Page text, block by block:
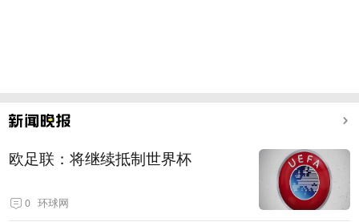
欧足联：将继续抵制世界杯
0 环球网